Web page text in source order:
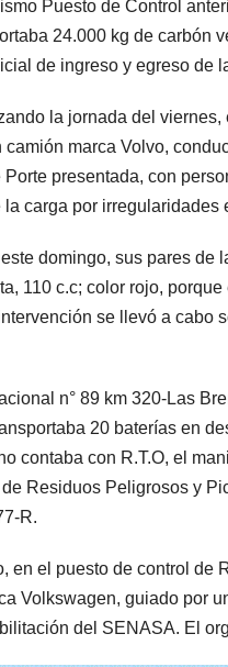
Puesto de Control
24.000 kg de carbón
de ingreso y egreso de
la jornada del
marca Volvo,
presentada, con
carga por irregularidades
domingo, sus pares de
110 c.c; color rojo,
se llevó a
n° 89 km 320-Las
20 baterías en
contaba con R.T.O, el
Residuos Peligrosos y
R.
en el puesto de control de
Volkswagen, guiado por
del SENASA. El